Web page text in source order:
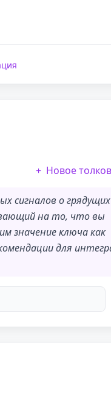
Новое
сигналов о грядущих
на то, что вы
значение ключа как
для